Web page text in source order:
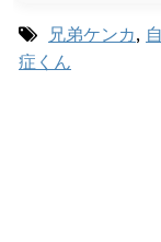
兄弟ケンカ,
症くん